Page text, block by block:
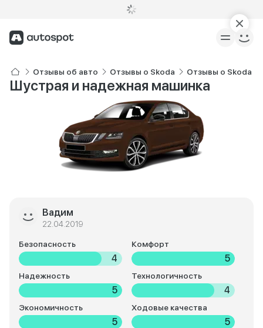
Отзывы об авто Отзывы о Skoda Отзывы о Skoda
Шустрая и надежная машинка
Вадим
22.04.2019
Безопасность
4
Комфорт
5
Надежность
5
Технологичность
4
Экономичность
5
Ходовые качества
5